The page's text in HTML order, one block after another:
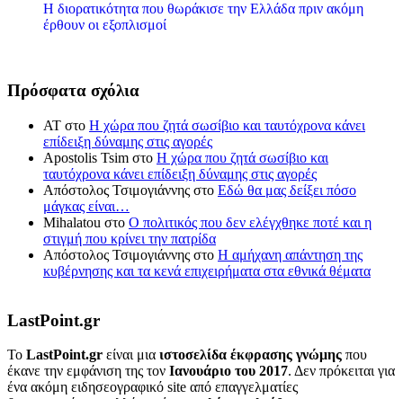
Η διορατικότητα που θωράκισε την Ελλάδα πριν ακόμη
έρθουν οι εξοπλισμοί
Πρόσφατα σχόλια
ΑΤ στο Η χώρα που ζητά σωσίβιο και ταυτόχρονα κάνει
επίδειξη δύναμης στις αγορές
Apostolis Tsim στο Η χώρα που ζητά σωσίβιο και
ταυτόχρονα κάνει επίδειξη δύναμης στις αγορές
Απόστολος Τσιμογιάννης στο Εδώ θα μας δείξει πόσο
μάγκας είναι…
Mihalatou στο Ο πολιτικός που δεν ελέγχθηκε ποτέ και η
στιγμή που κρίνει την πατρίδα
Απόστολος Τσιμογιάννης στο Η αμήχανη απάντηση της
κυβέρνησης και τα κενά επιχειρήματα στα εθνικά θέματα
LastPoint.gr
To LastPoint.gr είναι μια ιστοσελίδα έκφρασης γνώμης που
έκανε την εμφάνιση της τον Ιανουάριο του 2017. Δεν πρόκειται για
ένα ακόμη ειδησεογραφικό site από επαγγελματίες